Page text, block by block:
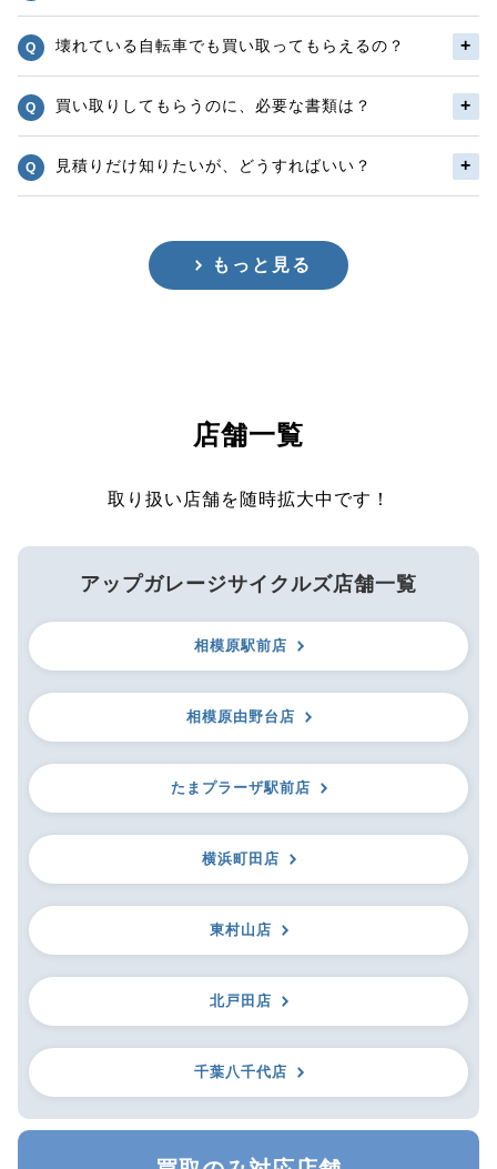
壊れている自転車でも買い取ってもらえるの？
買い取りしてもらうのに、必要な書類は？
見積りだけ知りたいが、どうすればいい？
もっと見る
店舗一覧
取り扱い店舗を随時拡大中です！
アップガレージサイクルズ店舗一覧
相模原駅前店
相模原由野台店
たまプラーザ駅前店
横浜町田店
東村山店
北戸田店
千葉八千代店